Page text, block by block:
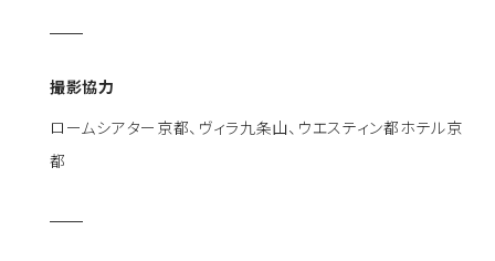
撮影協力
ロームシアター京都、ヴィラ九条山、ウエスティン都ホテル京
都